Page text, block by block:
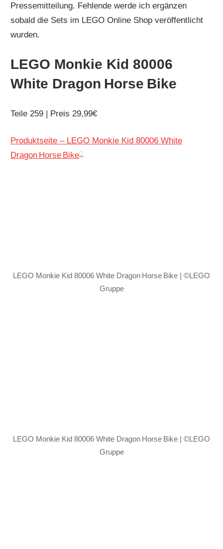
Pressemitteilung. Fehlende werde ich ergänzen
sobald die Sets im LEGO Online Shop veröffentlicht
wurden.
LEGO Monkie Kid 80006
White Dragon Horse Bike
Teile 259 | Preis 29,99€
Produktseite – LEGO Monkie Kid 80006 White
Dragon Horse Bike
LEGO Monkie Kid 80006 White Dragon Horse Bike | ©LEGO
Gruppe
LEGO Monkie Kid 80006 White Dragon Horse Bike | ©LEGO
Gruppe